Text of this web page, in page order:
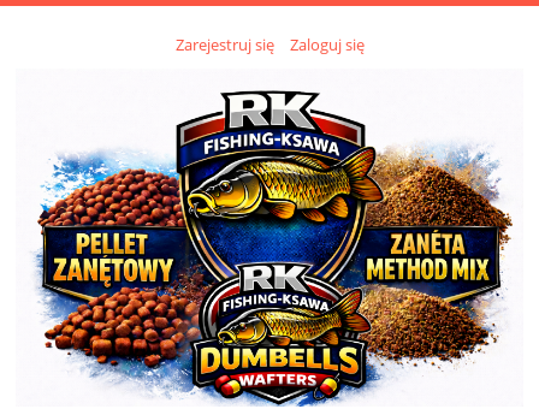
Zarejestruj się Zaloguj się